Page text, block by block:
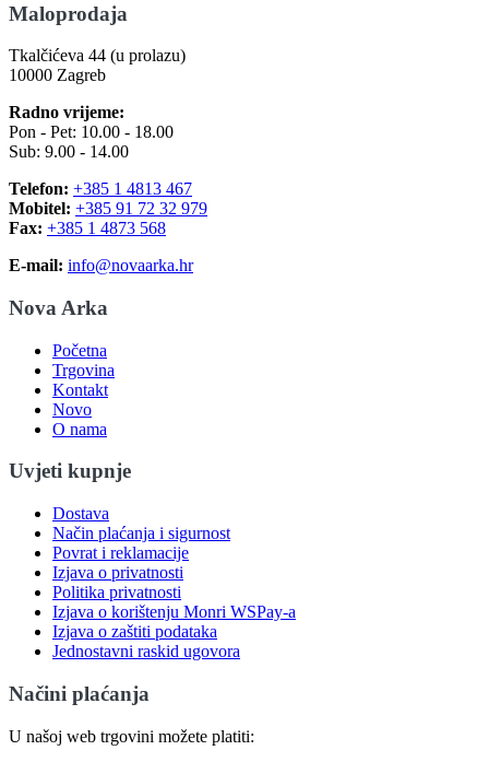
Maloprodaja
Tkalčićeva 44 (u prolazu)
10000 Zagreb
Radno vrijeme:
Pon - Pet: 10.00 - 18.00
Sub: 9.00 - 14.00
Telefon: +385 1 4813 467
Mobitel: +385 91 72 32 979
Fax: +385 1 4873 568
E-mail: info@novaarka.hr
Nova Arka
Početna
Trgovina
Kontakt
Novo
O nama
Uvjeti kupnje
Dostava
Način plaćanja i sigurnost
Povrat i reklamacije
Izjava o privatnosti
Politika privatnosti
Izjava o korištenju Monri WSPay-a
Izjava o zaštiti podataka
Jednostavni raskid ugovora
Načini plaćanja
U našoj web trgovini možete platiti: